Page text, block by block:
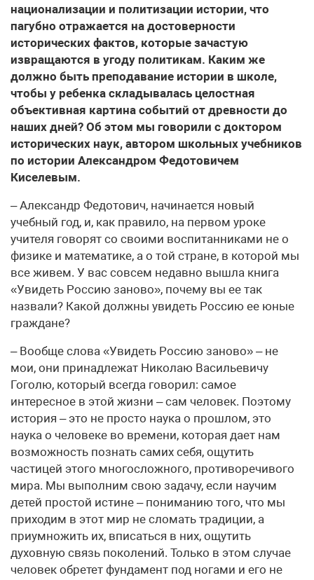
национализации и политизации истории, что
пагубно отражается на достоверности
исторических фактов, которые зачастую
извращаются в угоду политикам. Каким же
должно быть преподавание истории в школе,
чтобы у ребенка складывалась целостная
объективная картина событий от древности до
наших дней? Об этом мы говорили с доктором
исторических наук, автором школьных учебников
по истории Александром Федотовичем
Киселевым.
– Александр Федотович, начинается новый
учебный год, и, как правило, на первом уроке
учителя говорят со своими воспитанниками не о
физике и математике, а о той стране, в которой мы
все живем. У вас совсем недавно вышла книга
«Увидеть Россию заново», почему вы ее так
назвали? Какой должны увидеть Россию ее юные
граждане?
– Вообще слова «Увидеть Россию заново» – не
мои, они принадлежат Николаю Васильевичу
Гоголю, который всегда говорил: самое
интересное в этой жизни – сам человек. Поэтому
история – это не просто наука о прошлом, это
наука о человеке во времени, которая дает нам
возможность познать самих себя, ощутить
частицей этого многосложного, противоречивого
мира. Мы выполним свою задачу, если научим
детей простой истине – пониманию того, что мы
приходим в этот мир не сломать традиции, а
приумножить их, вписаться в них, ощутить
духовную связь поколений. Только в этом случае
человек обретет фундамент под ногами и его не